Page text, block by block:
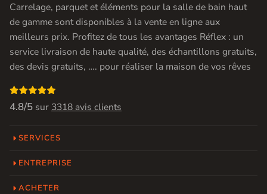
Carrelage, parquet et éléments pour la salle de bain haut
de gamme sont disponibles à la vente en ligne aux
meilleurs prix. Profitez de tous les avantages Réflex : un
service livraison de haute qualité, des échantillons gratuits,
des devis gratuits, …. pour réaliser la maison de vos rêves

4.8/5 sur 3318 avis clients
SERVICES
ENTREPRISE
ACHETER